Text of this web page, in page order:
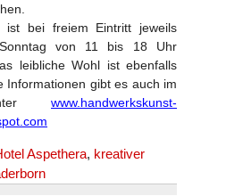
ist bei freiem Eintritt jeweils
von 11 bis 18 Uhr
leibliche Wohl ist ebenfalls
Informationen gibt es auch im
www.handwerkskunst-
Aspethera, kreativer